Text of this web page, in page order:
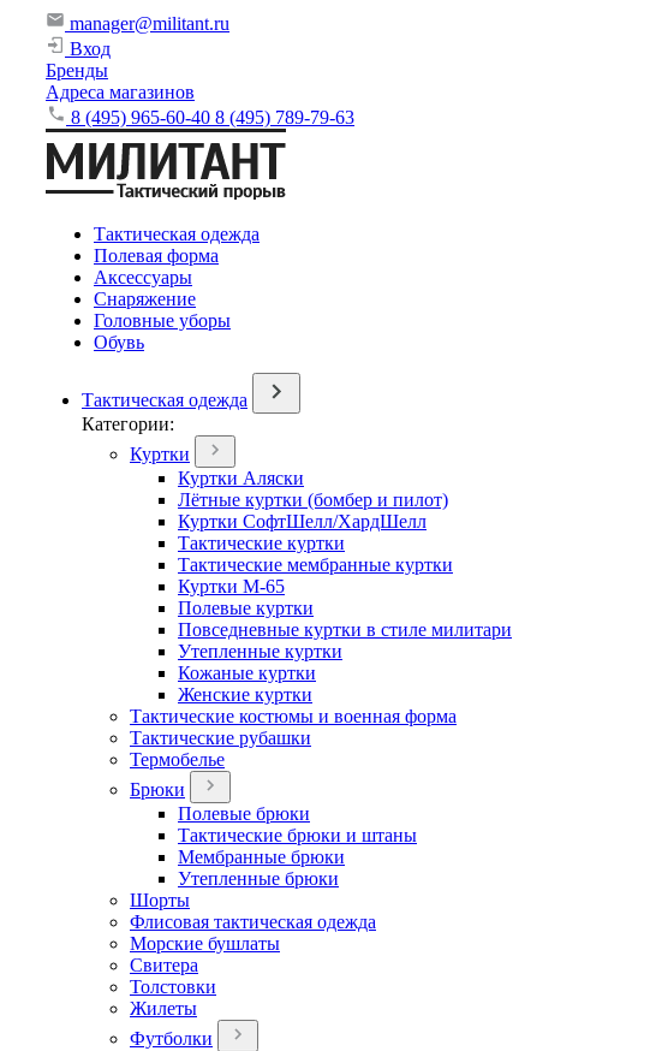
manager@militant.ru
Вход
Бренды
Адреса магазинов
8 (495) 965-60-40 8 (495) 789-79-63
Тактическая одежда
Полевая форма
Аксессуары
Снаряжение
Головные уборы
Обувь
Тактическая одежда
Категории:
Куртки
Куртки Аляски
Лётные куртки (бомбер и пилот)
Куртки СофтШелл/ХардШелл
Тактические куртки
Тактические мембранные куртки
Куртки М-65
Полевые куртки
Повседневные куртки в стиле милитари
Утепленные куртки
Кожаные куртки
Женские куртки
Тактические костюмы и военная форма
Тактические рубашки
Термобелье
Брюки
Полевые брюки
Тактические брюки и штаны
Мембранные брюки
Утепленные брюки
Шорты
Флисовая тактическая одежда
Морские бушлаты
Свитера
Толстовки
Жилеты
Футболки